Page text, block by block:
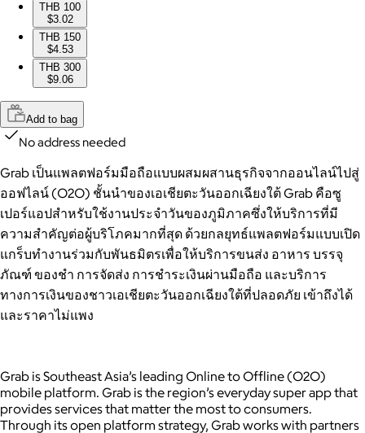
THB 100
$3.02
THB 150
$4.53
THB 300
$9.06
Add to bag
No address needed
Grab เป็นแพลตฟอร์มมือถือแบบผสมผสานธุรกิจจากออนไลน์ไปสู่
ออฟไลน์ (O2O) ชั้นนำของเอเชียตะวันออกเฉียงใต้ Grab คือซู
เปอร์แอปสำหรับใช้งานประจำวันของภูมิภาคซึ่งให้บริการที่มี
ความสำคัญต่อผู้บริโภคมากที่สุด ด้วยกลยุทธ์แพลตฟอร์มแบบเปิด
แกร็บทำงานร่วมกับพันธมิตรเพื่อให้บริการขนส่ง อาหาร บรรจุ
ภัณฑ์ ของชำ การจัดส่ง การชำระเงินผ่านมือถือ และบริการ
ทางการเงินของชาวเอเชียตะวันออกเฉียงใต้ที่ปลอดภัย เข้าถึงได้
และราคาไม่แพง
Grab is Southeast Asia’s leading Online to Offline (O2O)
mobile platform. Grab is the region’s everyday super app that
provides services that matter the most to consumers.
Through its open platform strategy, Grab works with partners